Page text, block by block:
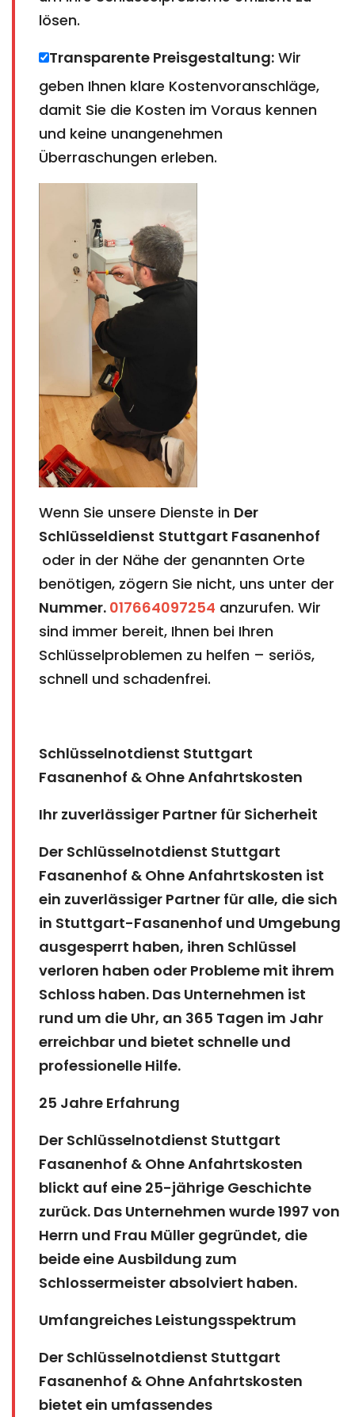
lösen.
Transparente Preisgestaltung: Wir
geben Ihnen klare Kostenvoranschläge,
damit Sie die Kosten im Voraus kennen
und keine unangenehmen
Überraschungen erleben.
Wenn Sie unsere Dienste in Der
Schlüsseldienst Stuttgart Fasanenhof​​​​​​​​​​​​​​
oder in der Nähe der genannten Orte
benötigen, zögern Sie nicht, uns unter der
Nummer. 017664097254 anzurufen. Wir
sind immer bereit, Ihnen bei Ihren
Schlüsselproblemen zu helfen – seriös,
schnell und schadenfrei.
Schlüsselnotdienst Stuttgart
Fasanenhof & Ohne Anfahrtskosten
Ihr zuverlässiger Partner für Sicherheit
Der Schlüsselnotdienst Stuttgart
Fasanenhof & Ohne Anfahrtskosten ist
ein zuverlässiger Partner für alle, die sich
in Stuttgart-Fasanenhof und Umgebung
ausgesperrt haben, ihren Schlüssel
verloren haben oder Probleme mit ihrem
Schloss haben. Das Unternehmen ist
rund um die Uhr, an 365 Tagen im Jahr
erreichbar und bietet schnelle und
professionelle Hilfe.
25 Jahre Erfahrung
Der Schlüsselnotdienst Stuttgart
Fasanenhof & Ohne Anfahrtskosten
blickt auf eine 25-jährige Geschichte
zurück. Das Unternehmen wurde 1997 von
Herrn und Frau Müller gegründet, die
beide eine Ausbildung zum
Schlossermeister absolviert haben.
Umfangreiches Leistungsspektrum
Der Schlüsselnotdienst Stuttgart
Fasanenhof & Ohne Anfahrtskosten
bietet ein umfassendes